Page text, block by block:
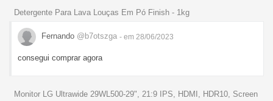
Detergente Para Lava Louças Em Pó Finish - 1kg
Fernando @b7otszga - em 28/06/2023
consegui comprar agora
Monitor LG Ultrawide 29WL500-29", 21:9 IPS, HDMI, HDR10, Screen